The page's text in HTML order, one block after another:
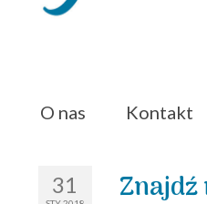
O nas Kontakt
31